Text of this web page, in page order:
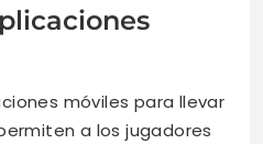
móviles para llevar
a los jugadores